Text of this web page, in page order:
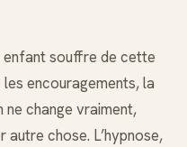
souffre de cette
encouragements, la
ne change vraiment,
chose. L’hypnose,